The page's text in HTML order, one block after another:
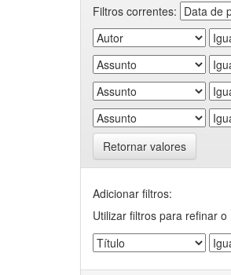
Filtros correntes:
Retornar valores
Adicionar filtros:
Utilizar filtros para refinar